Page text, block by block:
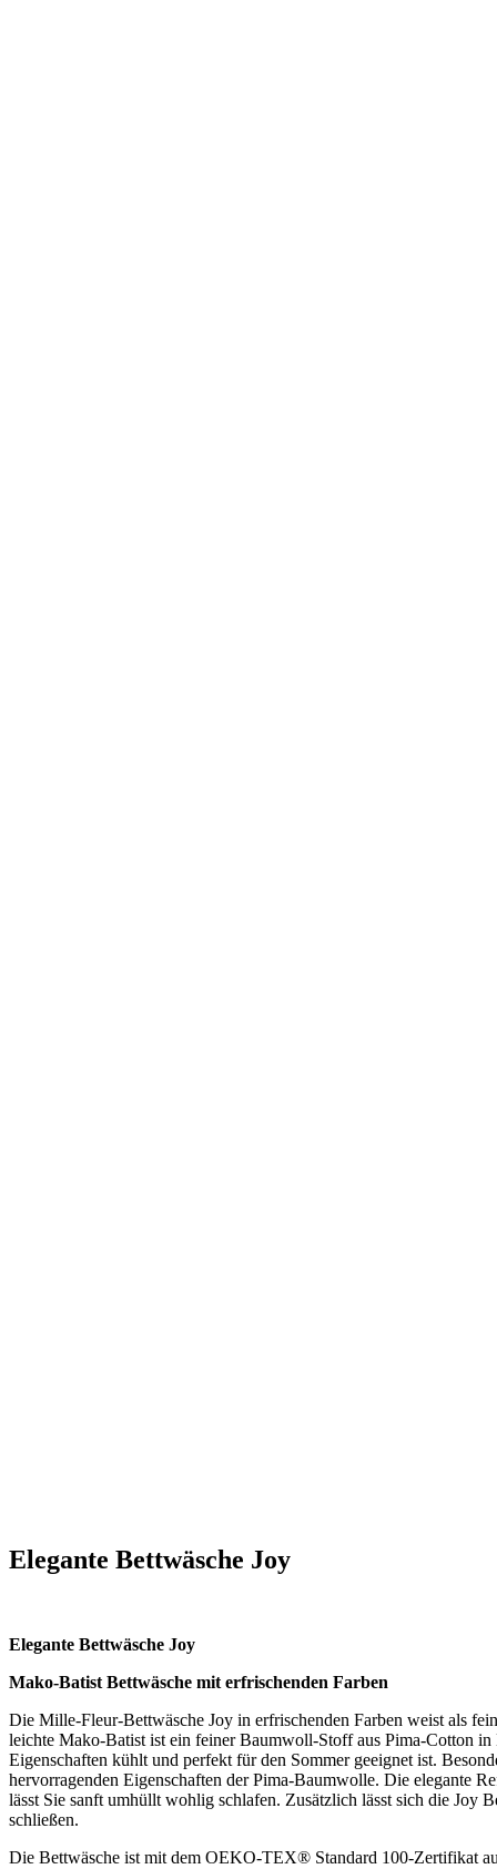
Elegante Bettwäsche Joy
Elegante Bettwäsche Joy
Mako-Batist Bettwäsche mit erfrischenden Farben
Die Mille-Fleur-Bettwäsche Joy in erfrischenden Farben weist als
leichte Mako-Batist ist ein feiner Baumwoll-Stoff aus Pima-Cotton
Eigenschaften kühlt und perfekt für den Sommer geeignet ist.
hervorragenden Eigenschaften der Pima-Baumwolle. Die elegante
lässt Sie sanft umhüllt wohlig schlafen. Zusätzlich lässt sich die Joy
schließen.
Die Bettwäsche ist mit dem OEKO-TEX® Standard 100-Zertifikat